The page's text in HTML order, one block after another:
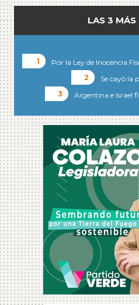
LAS 3 MÁS
Por la Ley de Inocencia
Se cayó la
Argentina e Israel